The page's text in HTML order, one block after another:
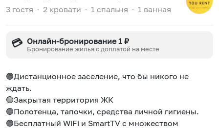
3 гостя ∙ 2 кровати ∙ 1 спальня ∙ 1 ванная
💳 Онлайн-бронирование 1 ₽
Бронирование жилья с доплатой на месте
🟢Дистанционное заселение, что бы никого не
ждать.
🟢Закрытая территория ЖК
🟢Полотенца, тапочки, средства личной гигиены.
🟢Бесплатный WiFi и SmartTV с множеством